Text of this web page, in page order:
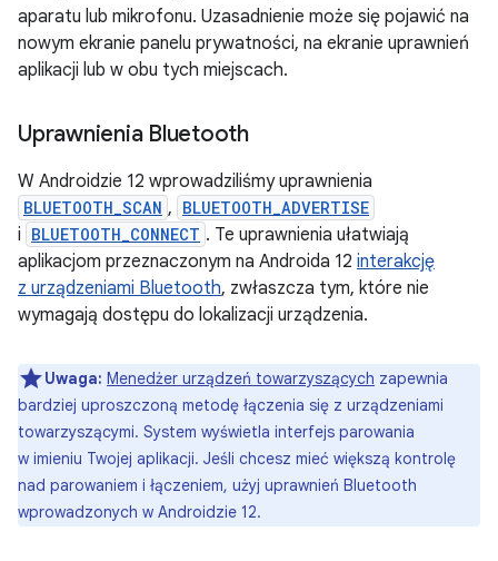
aparatu lub mikrofonu. Uzasadnienie może się pojawić na
nowym ekranie panelu prywatności, na ekranie uprawnień
aplikacji lub w obu tych miejscach.
Uprawnienia Bluetooth
W Androidzie 12 wprowadziliśmy uprawnienia
BLUETOOTH_SCAN , BLUETOOTH_ADVERTISE
i BLUETOOTH_CONNECT . Te uprawnienia ułatwiają
aplikacjom przeznaczonym na Androida 12 interakcję
z urządzeniami Bluetooth, zwłaszcza tym, które nie
wymagają dostępu do lokalizacji urządzenia.
Uwaga: Menedżer urządzeń towarzyszących zapewnia
bardziej uproszczoną metodę łączenia się z urządzeniami
towarzyszącymi. System wyświetla interfejs parowania
w imieniu Twojej aplikacji. Jeśli chcesz mieć większą kontrolę
nad parowaniem i łączeniem, użyj uprawnień Bluetooth
wprowadzonych w Androidzie 12.